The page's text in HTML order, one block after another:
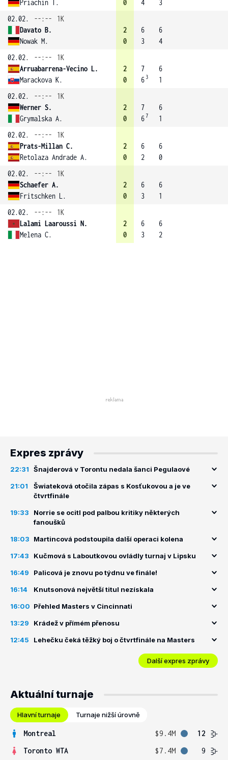
Priachin T. 0 4
3
02.02.
--:--
1K
Davato B.
Nowak M.
2
0
6
3
6
4
02.02.
--:--
1K
Arruabarrena-Vecino L.
Marackova K.
2
0
7
6 3
6
1
02.02.
--:--
1K
Werner S.
Grymalska A.
2
0
7
67
6
1
02.02.
--:--
1K
Prats-Millan C.
Retolaza Andrade A.
2
0
6
2
6
0
02.02.
--:--
1K
Schaefer A.
Fritschken L.
2
0
6
3
6
1
02.02.
--:--
1K
Lalami Laaroussi N.
Melena C.
2
0
6
3
6
2
Expres zprávy
22:31 Šnajderová v Torontu nedala šanci Pegulaové
21:01
Šwiateková otočila zápas s Kosťukovou a je ve
čtvrtfinále
19:33
Norrie se ocitl pod palbou kritiky některých
fanoušků
18:03 Martincová podstoupila další operaci kolena
17:43 Kučmová s Laboutkovou ovládly turnaj v Lipsku
16:49 Palicová je znovu po týdnu ve finále!
16:14 Knutsonová největší titul nezískala
16:00 Přehled Masters v Cincinnati
13:29 Krádež v přímém přenosu
12:45 Lehečku čeká těžký boj o čtvrtfinále na Masters
Další expres zprávy
Aktuální turnaje
Hlavní turnaje Turnaje nižší úrovně
Montreal $9.4M
12
Toronto WTA
$7.4M 9